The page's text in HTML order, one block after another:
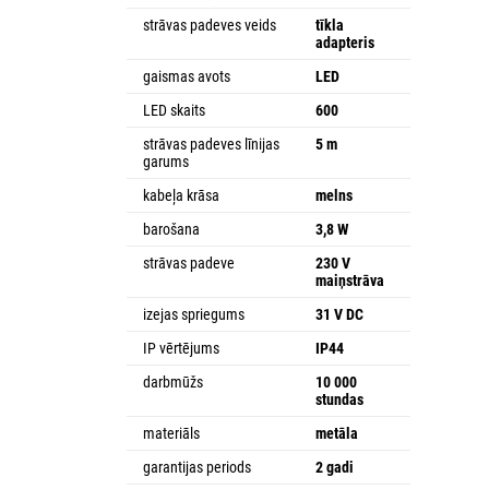
strāvas padeves veids
tīkla
adapteris
gaismas avots
LED
LED skaits
600
strāvas padeves līnijas
garums
5 m
kabeļa krāsa
melns
barošana
3,8 W
strāvas padeve
230 V
maiņstrāva
izejas spriegums
31 V DC
IP vērtējums
IP44
darbmūžs
10 000
stundas
materiāls
metāla
garantijas periods
2 gadi